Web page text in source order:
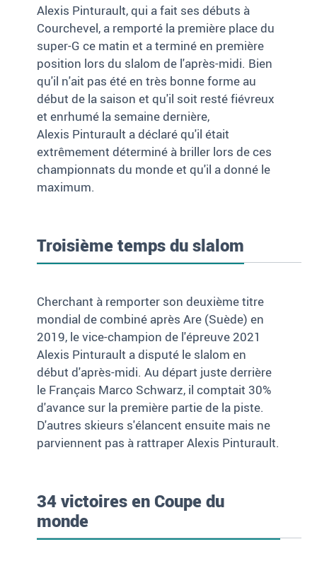
Alexis Pinturault, qui a fait ses débuts à
Courchevel, a remporté la première place du
super-G ce matin et a terminé en première
position lors du slalom de l'après-midi. Bien
qu'il n'ait pas été en très bonne forme au
début de la saison et qu'il soit resté fiévreux
et enrhumé la semaine dernière,
Alexis Pinturault a déclaré qu'il était
extrêmement déterminé à briller lors de ces
championnats du monde et qu'il a donné le
maximum.
Troisième temps du slalom
Cherchant à remporter son deuxième titre
mondial de combiné après Are (Suède) en
2019, le vice-champion de l'épreuve 2021
Alexis Pinturault a disputé le slalom en
début d'après-midi. Au départ juste derrière
le Français Marco Schwarz, il comptait 30%
d'avance sur la première partie de la piste.
D'autres skieurs s'élancent ensuite mais ne
parviennent pas à rattraper Alexis Pinturault.
34 victoires en Coupe du
monde